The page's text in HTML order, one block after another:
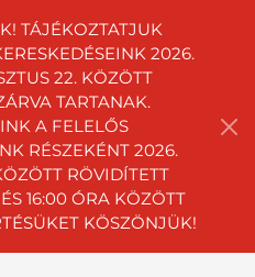
TÁJÉKOZTATJUK
2026.
22. KÖZÖTT
TARTANAK.
A FELELŐS
RÉSZEKÉNT 2026.
RÖVIDÍTETT
16:00 ÓRA KÖZÖTT
KÖSZÖNJÜK!